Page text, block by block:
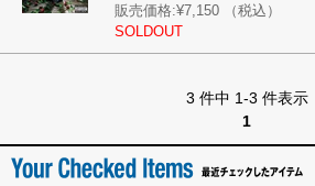
販売価格:¥7,150
（税込）
SOLDOUT
3 件中 1-3 件表示
1